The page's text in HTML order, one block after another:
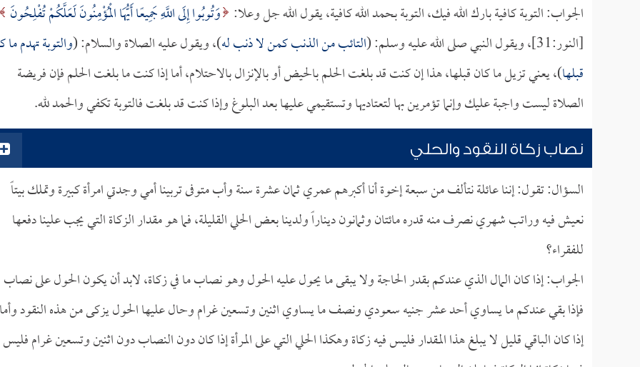
الجواب: التوبة كافية بارك الله فيك، التوبة بحمد الله كافية، يقول الله جل وعلا: وَتُوبُوا إِلَى اللَّهِ جَمِيعًا أَيُّهَا الْمُؤْمِنُونَ لَعَلَّكُمْ تُفْلِحُونَ
[النور:31]، ويقول النبي صلى الله عليه وسلم: (
التائب من الذنب كمن لا ذنب له)، ويقول عليه الصلاة والسلام: (والتوبة تهدم ما
قبلها)، يعني تزيل ما كان قبلها، هذا إن كنت قد بلغت الحلم بالحيض أو بالإنزال بالاحتلام، أما إذا كنت ما بلغت الحلم فإن فريضة
الصلاة ليست واجبة عليك وإنما تؤمرين بها لتعتاديها وتستقيمي عليها بعد البلوغ وإذا كنت قد بلغت فالتوبة تكفي والحمد لله.
نصاب زكاة النقود والحلي
السؤال: تقول: إننا عائلة نتألف من سبعة إخوة أنا أكبرهم عمري ثمان عشرة سنة وأب متوفى تربينا أمي وجدتي امرأة كبيرة وتملك بيتاً
نعيش فيه وراتب شهري نصرف منه قدره مائتان وثمانون ديناراً ولدينا بعض الحلي القليلة، فما هو مقدار الزكاة التي يجب علينا دفعها
للفقراء؟
الجواب: إذا كان المال الذي عندكم بقدر الحاجة ولا يبقى ما يحول عليه الحول وهو نصاب ما في زكاة، لابد أن يكون الحول على نصاب
فإذا بقي عندكم ما يساوي أحد عشر جنيه سعودي ونصف ما يساوي اثنين وتسعين غرام وحال عليها الحول يزكى من هذه النقود وأما
إذا كان الباقي قليل لا يبلغ هذا المقدار فليس فيه زكاة وهكذا الحلي التي على المرأة إذا كان دون النصاب دون اثنين وتسعين غرام فليس